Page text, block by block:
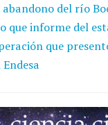
del río
que informe del
que